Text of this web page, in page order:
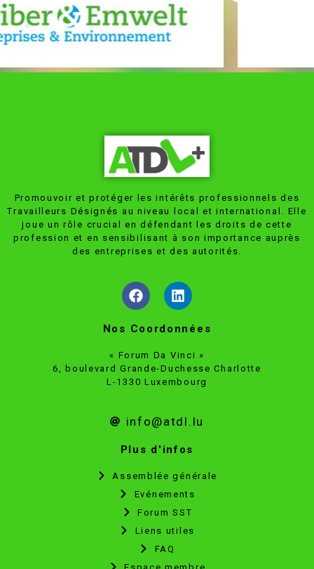
Promouvoir et protéger les intérêts professionnels des
Travailleurs Désignés au niveau local et international. Elle
joue un rôle crucial en défendant les droits de cette
profession et en sensibilisant à son importance auprès
des entreprises et des autorités.
Nos Coordonnées
« Forum Da Vinci »
6, boulevard Grande-Duchesse Charlotte
L-1330 Luxembourg
info@atdl.lu
Plus d'infos
Assemblée générale
Evénements
Forum SST
Liens utiles
FAQ